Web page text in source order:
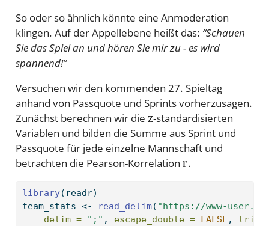
So oder so ähnlich könnte eine Anmoderation
klingen. Auf der Appellebene heißt das: “Schauen
Sie das Spiel an und hören Sie mir zu - es wird
spannend!”
Versuchen wir den kommenden 27. Spieltag
anhand von Passquote und Sprints vorherzusagen.
Zunächst berechnen wir die
z
-standardisierten
Variablen und bilden die Summe aus Sprint und
Passquote für jede einzelne Mannschaft und
betrachten die Pearson-Korrelation
r
.
library(readr)
team_stats <- read_delim( "https://www-
delim =
";" , escape_double = FALSE ,